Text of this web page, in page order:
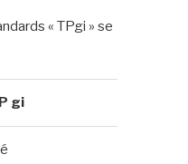
« TPgi » se
gi